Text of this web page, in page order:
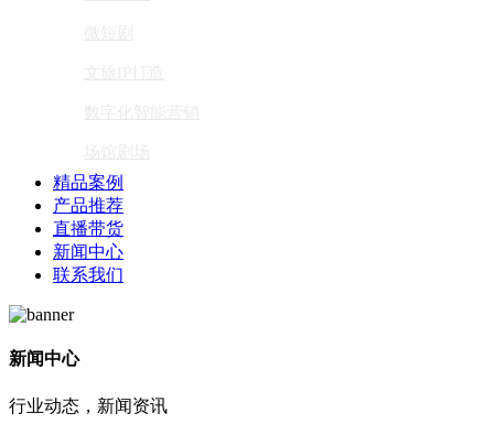
精品案例
产品推荐
直播带货
新闻中心
联系我们
新闻中心
行业动态，新闻资讯